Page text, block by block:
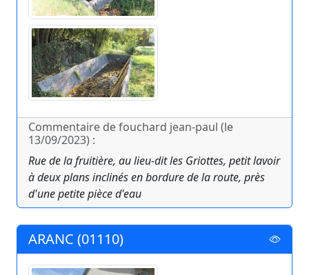
Commentaire de fouchard jean-paul (le
13/09/2023) :
Rue de la fruitière, au lieu-dit les Griottes, petit lavoir
à deux plans inclinés en bordure de la route, près
d'une petite pièce d'eau
ARANC (01110)